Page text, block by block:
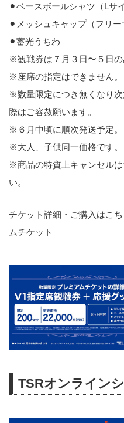
⚫︎ベースボールシャツ（Lサ
⚫︎メッシュキャップ（フリー
⚫︎蓄光うちわ
※観戦券は７月３日〜５日の
※座席の指定はできません。
※数量限定につき無くなり
際はご容赦願います。
※６月中頃に順次発送予定。
※大人、子供同一価格です。
※商品の特質上キャンセル
い。
チケット詳細・ご購入はこち
ムチケット
TSRオンライン